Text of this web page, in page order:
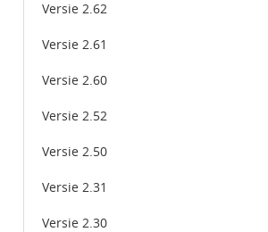
Versie 2.62
Versie 2.61
Versie 2.60
Versie 2.52
Versie 2.50
Versie 2.31
Versie 2.30